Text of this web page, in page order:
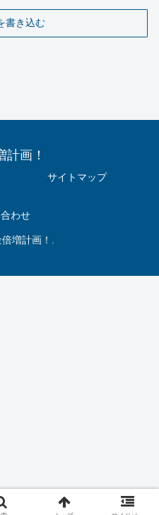
書き込む
計画！
サイトマップ
わせ
増計画！.